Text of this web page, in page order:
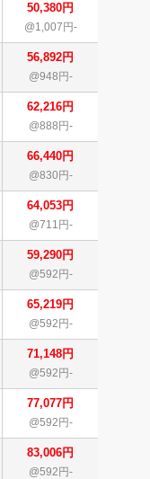
50,380円
@1,007円-
56,892円
@948円-
62,216円
@888円-
66,440円
@830円-
64,053円
@711円-
59,290円
@592円-
65,219円
@592円-
71,148円
@592円-
77,077円
@592円-
83,006円
@592円-